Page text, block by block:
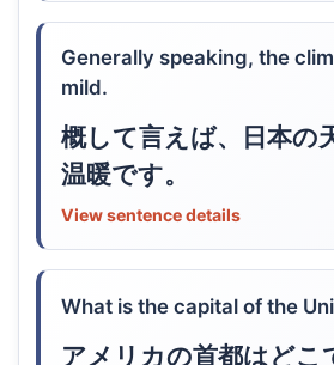
Generally speaking, the
mild.
概して言えば、日本の
温暖です。
View sentence details
What is the capital of the
アメリカの首都はどこ